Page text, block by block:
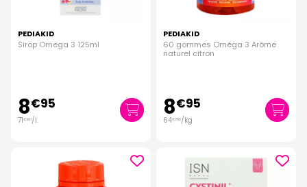
PEDIAKID
Sirop Omega 3 125ml
8€95
71€60/l.
PEDIAKID
60 gommes Oméga 3 Arôme
naturel citron
8€95
64€86/kg